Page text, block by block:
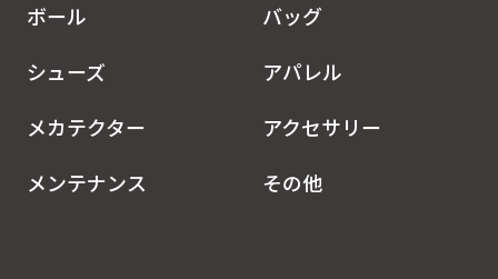
ボール
バッグ
シューズ
アパレル
メカテクター
アクセサリー
メンテナンス
その他